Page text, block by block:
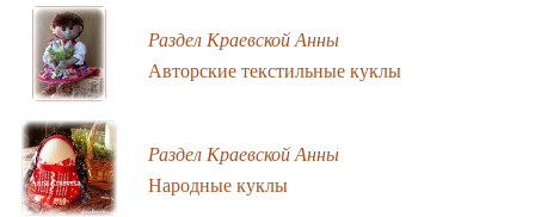
Раздел Краевской Анны
Авторские текстильные куклы
Раздел Краевской Анны
Народные куклы